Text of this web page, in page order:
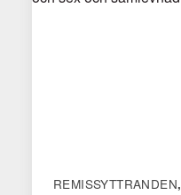
REMISSYTTRANDEN,